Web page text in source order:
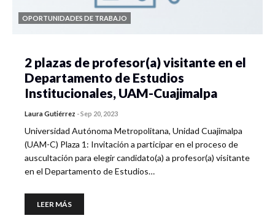
OPORTUNIDADES DE TRABAJO
2 plazas de profesor(a) visitante en el
Departamento de Estudios
Institucionales, UAM-Cuajimalpa
Laura Gutiérrez -Sep 20, 2023
Universidad Autónoma Metropolitana, Unidad Cuajimalpa
(UAM-C) Plaza 1: Invitación a participar en el proceso de
auscultación para elegir candidato(a) a profesor(a) visitante
en el Departamento de Estudios…
LEER MÁS